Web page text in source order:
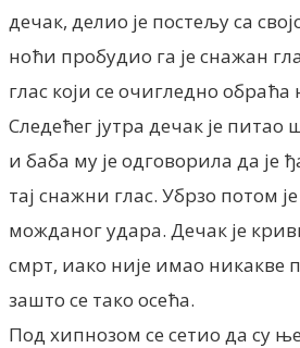
дечак, делио је постељу са
ноћи пробудио га је снажан
глас који се очигледно обраћа
Следећег јутра дечак је питао
и баба му је одговорила да је
тај снажни глас. Убрзо потом
можданог удара. Дечак је
смрт, иако није имао никакве
зашто се тако осећа.
Под хипнозом се сетио да су